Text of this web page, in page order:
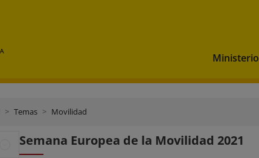
Ministerio
Temas Movilidad
Semana Europea de la Movilidad 2021